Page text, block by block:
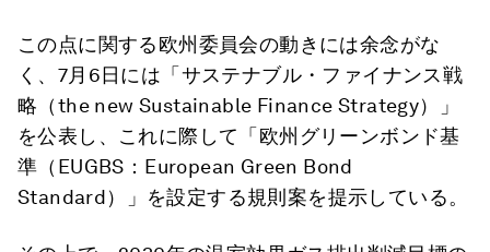
この点に関する欧州委員会の動きには余念がな
く、7月6日には「サステナブル・ファイナンス戦
略（the new Sustainable Finance Strategy）」
を公表し、これに際して「欧州グリーンボンド基
準（EUGBS：European Green Bond
Standard）」を設定する規則案を提示している。